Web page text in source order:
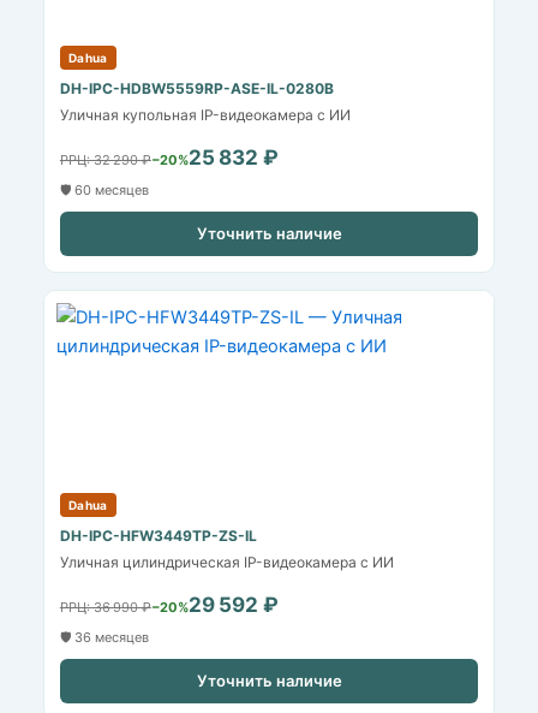
Dahua
DH-IPC-HDBW5559RP-ASE-IL-0280B
Уличная купольная IP-видеокамера с ИИ
РРЦ: 32 290 ₽−20%25 832 ₽
🛡️ 60 месяцев
Уточнить наличие
Dahua
DH-IPC-HFW3449TP-ZS-IL
Уличная цилиндрическая IP-видеокамера с ИИ
РРЦ: 36 990 ₽−20%29 592 ₽
🛡️ 36 месяцев
Уточнить наличие